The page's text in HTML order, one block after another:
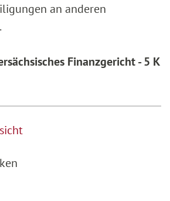
an anderen
Finanzgericht - 5 K